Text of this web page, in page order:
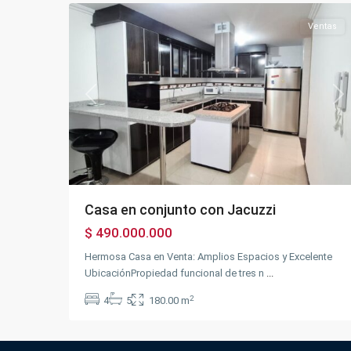
Previous
Ventas
Casa en conjunto con Jacuzzi
$ 490.000.000
Hermosa Casa en Venta: Amplios Espacios y Excelente
UbicaciónPropiedad funcional de tres n ...
4 5 180.00 m2